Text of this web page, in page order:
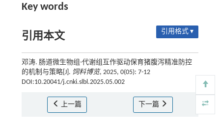
Key words
引用本文 引用格式 ▾
邓涛. 肠道微生物组-代谢组互作驱动保育猪腹泻精准防控
的机制与策略[J]. 饲料博览, 2025, 0(05): 7-12
DOI:10.20041/j.cnki.slbl.2025.05.002
上一篇 下一篇